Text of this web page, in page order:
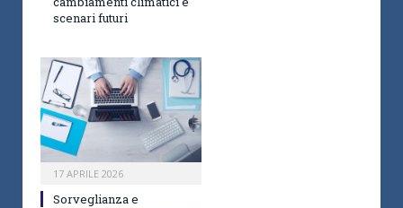
scenari futuri
17 APRILE 2026
Sorveglianza e